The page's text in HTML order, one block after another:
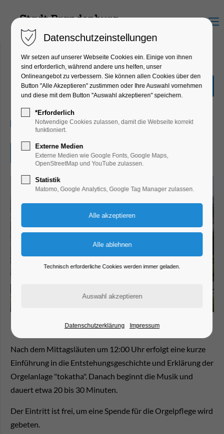
Menu
Orgelmusik am Mittag
Konzert, Musik
23.09.2026, 12:00–12:30
Eintritt frei
Nach dem Mittagsläuten um 12:00 Uhr erfolgt eine kurze
Einführung in die Entstehungsgeschichte und Erklärung der
Orgelanlage "tokatha". Danach beginnt die Musik und
dauert etwa 20 bis 30 Minuten.
Der Eintritt ist frei, um eine Spende für die Orgelpflege wird
gebeten.
Datenschutzeinstellungen
Wir setzen auf unserer Webseite Cookies ein. Einige von ihnen
sind erforderlich, während andere uns helfen, unser
Onlineangebot zu verbessern. Sie können allen Cookies über den
Button "Alle Akzeptieren" zustimmen oder Ihre Auswahl vornehmen
und diese mit dem Button "Auswahl akzeptieren" speichern.
*Erforderlich
Notwendige Cookies zulassen, damit die Webseite korrekt
funktioniert.
Externe Medien
Externe Medien wie Google Fonts, Google Maps,
OpenStreetMap und YouTube zulassen.
Statistik
Matomo, Google Analytics, Google Tag Manager zulassen.
Technisch erforderliche Cookies werden immer geladen.
Datenschutzerklärung Impressum